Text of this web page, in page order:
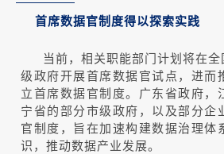
首席数据官制度得以探索实践
当前，相关职能部门计划将在
级政府开展首席数据官试点，进而
立首席数据官制度。广东省政府，
宁省的部分市级政府，以及部分企
官制度，旨在加速构建数据治理体
识，推动数据产业发展。